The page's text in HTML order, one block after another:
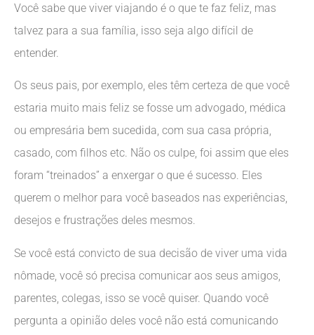
Você sabe que viver viajando é o que te faz feliz, mas
talvez para a sua família, isso seja algo difícil de
entender.
Os seus pais, por exemplo, eles têm certeza de que você
estaria muito mais feliz se fosse um advogado, médica
ou empresária bem sucedida, com sua casa própria,
casado, com filhos etc. Não os culpe, foi assim que eles
foram “treinados” a enxergar o que é sucesso. Eles
querem o melhor para você baseados nas experiências,
desejos e frustrações deles mesmos.
Se você está convicto de sua decisão de viver uma vida
nômade, você só precisa comunicar aos seus amigos,
parentes, colegas, isso se você quiser. Quando você
pergunta a opinião deles você não está comunicando